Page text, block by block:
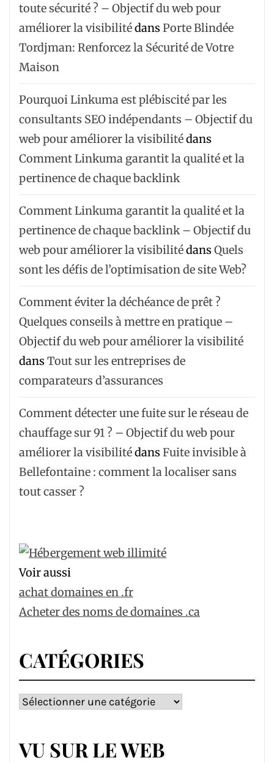
toute sécurité ? – Objectif du web pour
améliorer la visibilitédans Porte Blindée
Tordjman: Renforcez la Sécurité de Votre
Maison
Pourquoi Linkuma est plébiscité par les
consultants SEO indépendants – Objectif du
web pour améliorer la visibilitédans
Comment Linkuma garantit la qualité et la
pertinence de chaque backlink
Comment Linkuma garantit la qualité et la
pertinence de chaque backlink – Objectif du
web pour améliorer la visibilitédans Quels
sont les défis de l’optimisation de site Web?
Comment éviter la déchéance de prêt ?
Quelques conseils à mettre en pratique –
Objectif du web pour améliorer la visibilité
dans Tout sur les entreprises de
comparateurs d’assurances
Comment détecter une fuite sur le réseau de
chauffage sur 91 ? – Objectif du web pour
améliorer la visibilitédans Fuite invisible à
Bellefontaine : comment la localiser sans
tout casser ?
Voir aussi
achat domaines en .fr
Acheter des noms de domaines .ca
CATÉGORIES
Catégories
VU SUR LE WEB